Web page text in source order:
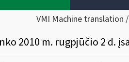
VMI Machine
2010 m. rugpjūčio 2 d.